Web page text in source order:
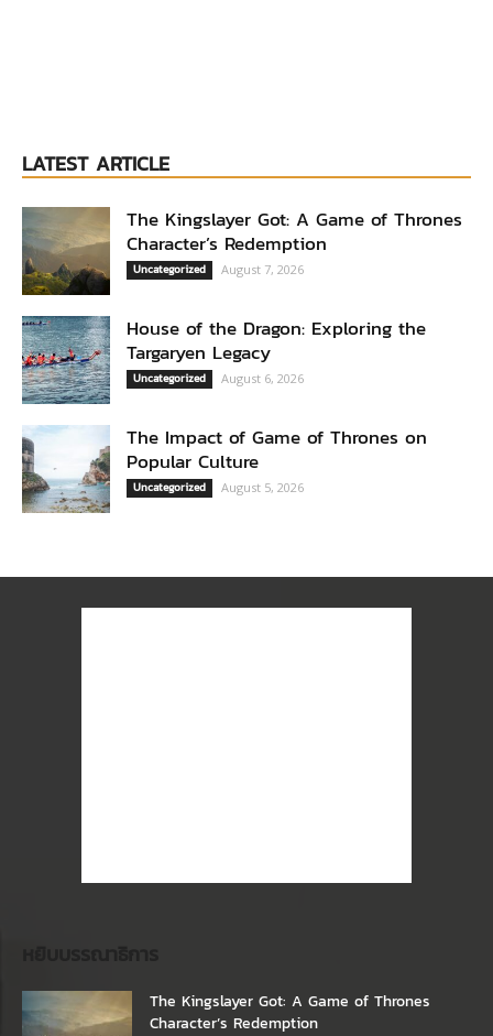
LATEST ARTICLE
The Kingslayer Got: A Game of Thrones
Character’s Redemption
Uncategorized August 7, 2026
House of the Dragon: Exploring the
Targaryen Legacy
Uncategorized August 6, 2026
The Impact of Game of Thrones on
Popular Culture
Uncategorized August 5, 2026
The Kingslayer Got: A Game of Thrones
Character’s Redemption